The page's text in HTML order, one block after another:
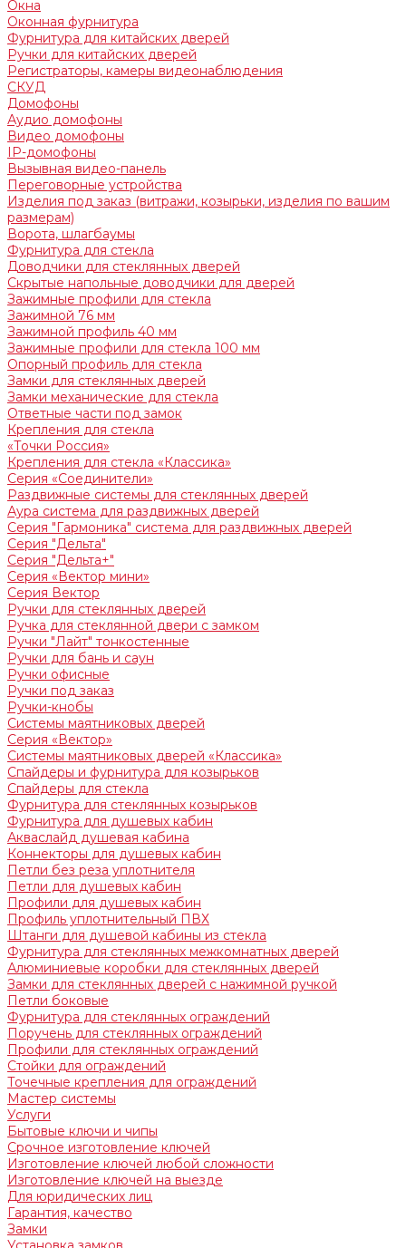
Окна
Оконная фурнитура
Фурнитура для китайских дверей
Ручки для китайских дверей
Регистраторы, камеры видеонаблюдения
СКУД
Домофоны
Аудио домофоны
Видео домофоны
IP-домофоны
Вызывная видео-панель
Переговорные устройства
Изделия под заказ (витражи, козырьки, изделия по вашим
размерам)
Ворота, шлагбаумы
Фурнитура для стекла
Доводчики для стеклянных дверей
Скрытые напольные доводчики для дверей
Зажимные профили для стекла
Зажимной 76 мм
Зажимной профиль 40 мм
Зажимные профили для стекла 100 мм
Опорный профиль для стекла
Замки для стеклянных дверей
Замки механические для стекла
Ответные части под замок
Крепления для стекла
«Точки Россия»
Крепления для стекла «Классика»
Серия «Соединители»
Раздвижные системы для стеклянных дверей
Аура система для раздвижных дверей
Серия "Гармоника" система для раздвижных дверей
Серия "Дельта"
Серия "Дельта+"
Серия «Вектор мини»
Серия Вектор
Ручки для стеклянных дверей
Ручка для стеклянной двери с замком
Ручки "Лайт" тонкостенные
Ручки для бань и саун
Ручки офисные
Ручки под заказ
Ручки-кнобы
Системы маятниковых дверей
Серия «Вектор»
Системы маятниковых дверей «Классика»
Спайдеры и фурнитура для козырьков
Спайдеры для стекла
Фурнитура для стеклянных козырьков
Фурнитура для душевых кабин
Акваслайд душевая кабина
Коннекторы для душевых кабин
Петли без реза уплотнителя
Петли для душевых кабин
Профили для душевых кабин
Профиль уплотнительный ПВХ
Штанги для душевой кабины из стекла
Фурнитура для стеклянных межкомнатных дверей
Алюминиевые коробки для стеклянных дверей
Замки для стеклянных дверей с нажимной ручкой
Петли боковые
Фурнитура для стеклянных ограждений
Поручень для стеклянных ограждений
Профили для стеклянных ограждений
Стойки для ограждений
Точечные крепления для ограждений
Мастер системы
Услуги
Бытовые ключи и чипы
Срочное изготовление ключей
Изготовление ключей любой сложности
Изготовление ключей на выезде
Для юридических лиц
Гарантия, качество
Замки